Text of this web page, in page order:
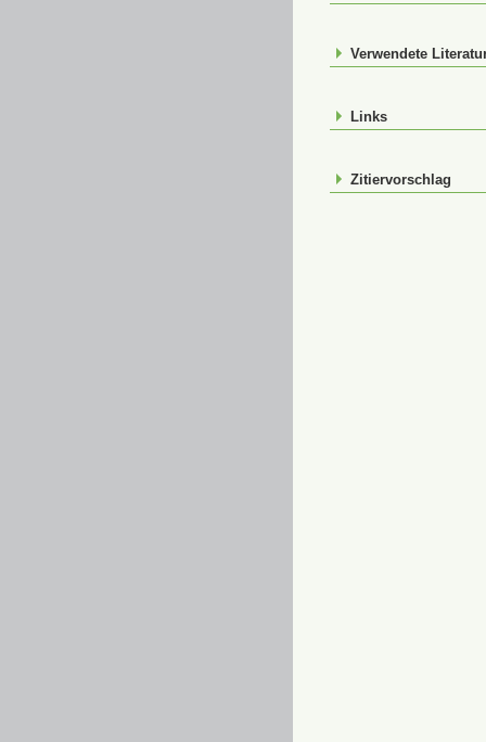
Verwendete
Links
Zitiervorschlag